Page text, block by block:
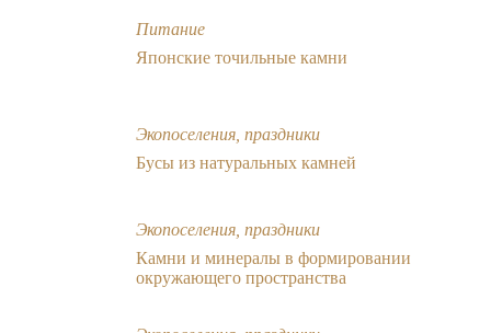
Питание
Японские точильные камни
Экопоселения, праздники
Бусы из натуральных камней
Экопоселения, праздники
Камни и минералы в формировании
окружающего пространства